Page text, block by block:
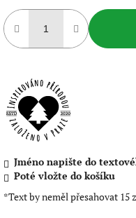
Jméno napište do
Poté vložte do košíku
*Text by neměl přesahovat 15